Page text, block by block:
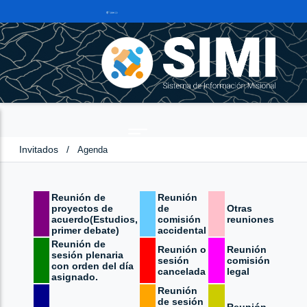
Invitados / Agenda
Reunión de
proyectos de
acuerdo(Estudios,
primer debate)
Reunión
de
comisión
accidental
Otras
reuniones
Reunión de
sesión plenaria
con orden del día
asignado.
Reunión o
sesión
cancelada
Reunión
comisión
legal
Reunión
de sesión